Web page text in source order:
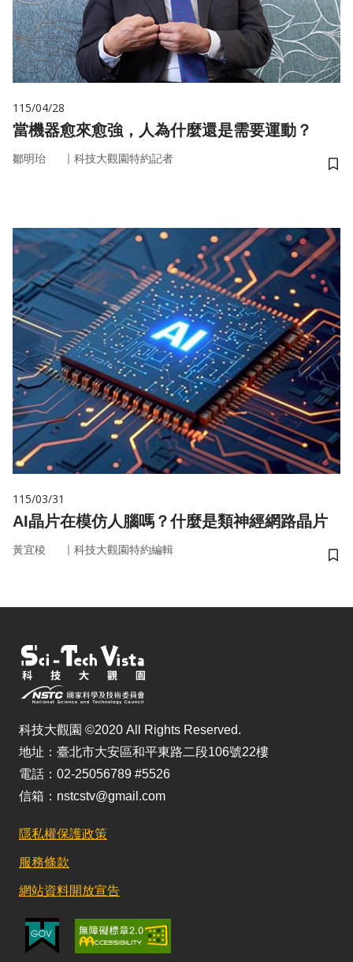
115/04/28
當機器愈來愈強，人為什麼還是需要運動？
鄒明珆 ｜ 科技大觀園特約記者
儲
115/03/31
AI晶片在模仿人腦嗎？什麼是類神經網路晶片
黃宜稜 ｜ 科技大觀園特約編輯
儲
科技大觀園 ©2020 All Rights Reserved.
地址：臺北市大安區和平東路二段106號22樓
電話：02-25056789 #5526
信箱：nstcstv@gmail.com
隱私權保護政策
服務條款
網站資料開放宣告